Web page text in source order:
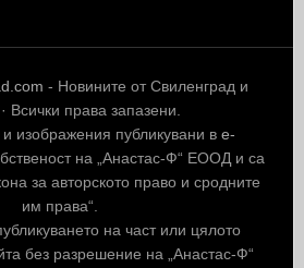
- Новините от Свиленград и
Всички права запазени.
и изображения публикувани в e-
на „Анастас-Ф“ ЕООД и са
за авторското право и сродните
им права“.
на част или цялото
без разрешение на „Анастас-Ф“